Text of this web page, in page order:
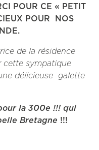
POUR CE « PETIT
POUR NOS
de la résidence
cette sympatique
délicieuse galette
la 300e !!! qui
Bretagne !!!